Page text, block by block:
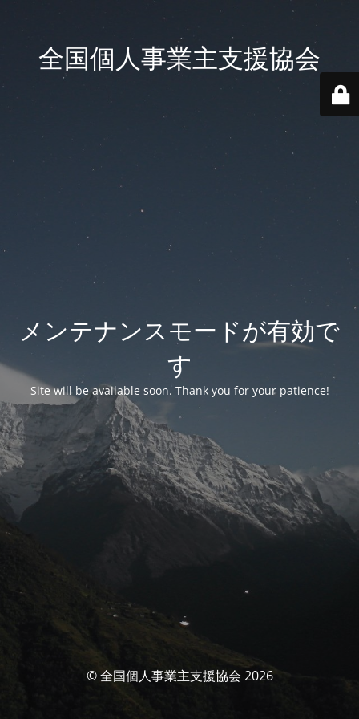
全国個人事業主支援協会
メンテナンスモードが有効で
す
Site will be available soon. Thank you for your patience!
© 全国個人事業主支援協会 2026